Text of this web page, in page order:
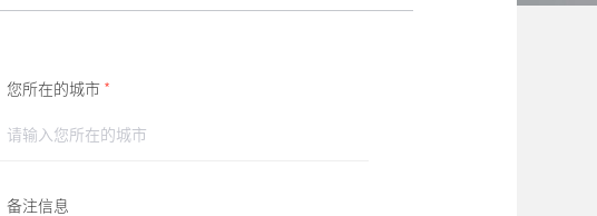
您所在的城市 *
备注信息